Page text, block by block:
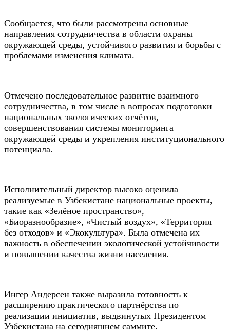
Сообщается, что были рассмотрены основные
направления сотрудничества в области охраны
окружающей среды, устойчивого развития и борьбы с
проблемами изменения климата.
Отмечено последовательное развитие взаимного
сотрудничества, в том числе в вопросах подготовки
национальных экологических отчётов,
совершенствования системы мониторинга
окружающей среды и укрепления институционального
потенциала.
Исполнительный директор высоко оценила
реализуемые в Узбекистане национальные проекты,
такие как «Зелёное пространство»,
«Биоразнообразие», «Чистый воздух», «Территория
без отходов» и «Экокультура». Была отмечена их
важность в обеспечении экологической устойчивости
и повышении качества жизни населения.
Ингер Андерсен также выразила готовность к
расширению практического партнёрства по
реализации инициатив, выдвинутых Президентом
Узбекистана на сегодняшнем саммите.